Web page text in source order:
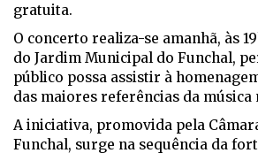
gratuita.
O concerto realiza-se amanhã, às
do Jardim Municipal do Funchal,
público possa assistir à
das maiores referências da música
A iniciativa, promovida pela
Funchal, surge na sequência da